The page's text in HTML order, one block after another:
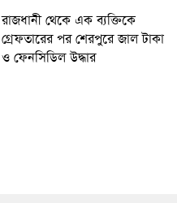
রাজধানী থেকে এক ব্যক্তিকে
গ্রেফতারের পর শেরপুরে জাল টাকা
ও ফেনসিডিল উদ্ধার